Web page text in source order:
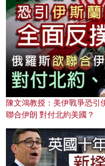
陳文鴻教授：美伊戰爭恐引
聯合伊朗 對付北約美國？